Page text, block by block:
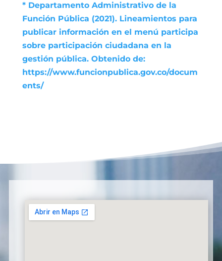
* Departamento Administrativo de la
Función Pública (2021). Lineamientos para
publicar información en el menú participa
sobre participación ciudadana en la
gestión pública. Obtenido de:
https://www.funcionpublica.gov.co/docum
ents/